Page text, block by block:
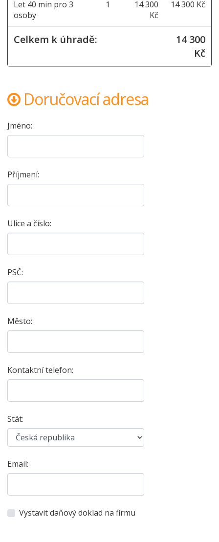
Let 40 min pro 3
osoby
1
14 300
Kč
14 300 Kč
Celkem k úhradě:
14 300
Kč
Doručovací adresa
Jméno:
Příjmení:
Ulice a číslo:
PSČ:
Město:
Kontaktní telefon:
Stát:
Email:
Vystavit daňový doklad na firmu